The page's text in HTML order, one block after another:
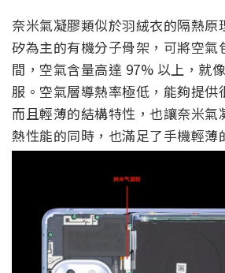
奈米氣凝膠類似於羽絨衣的隔熱原
矽為主的有機分子骨架，可將空氣
間，空氣含量高達 97% 以上，就
服。空氣層導熱率極低，能夠提供
而且輕薄的結構特性，也讓奈米氣
熱性能的同時，也滿足了手機輕薄